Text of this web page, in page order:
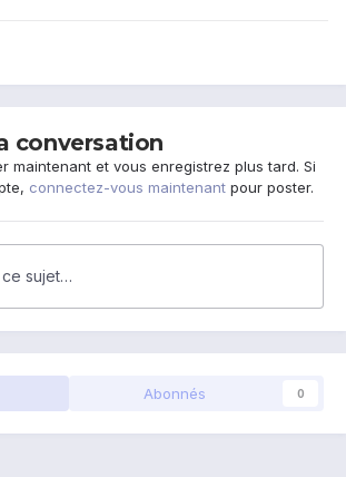
conversation
maintenant et vous enregistrez plus tard. Si
connectez-vous maintenant pour poster.
sujet…
Abonnés 0